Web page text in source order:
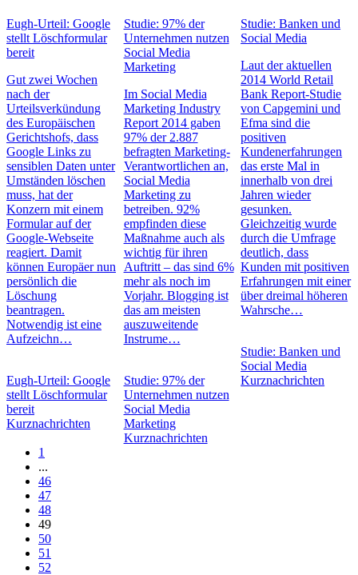
Eugh-Urteil: Google
stellt Löschformular
bereit
Gut zwei Wochen
nach der
Urteilsverkündung
des Europäischen
Gerichtshofs, dass
Google Links zu
sensiblen Daten unter
Umständen löschen
muss, hat der
Konzern mit einem
Formular auf der
Google-Webseite
reagiert. Damit
können Europäer nun
persönlich die
Löschung
beantragen.
Notwendig ist eine
Aufzeichn…
Eugh-Urteil: Google
stellt Löschformular
bereit
Kurznachrichten
Studie: 97% der
Unternehmen nutzen
Social Media
Marketing
Im Social Media
Marketing Industry
Report 2014 gaben
97% der 2.887
befragten Marketing-
Verantwortlichen an,
Social Media
Marketing zu
betreiben. 92%
empfinden diese
Maßnahme auch als
wichtig für ihren
Auftritt – das sind 6%
mehr als noch im
Vorjahr. Blogging ist
das am meisten
auszuweitende
Instrume…
Studie: 97% der
Unternehmen nutzen
Social Media
Marketing
Kurznachrichten
Studie: Banken und
Social Media
Laut der aktuellen
2014 World Retail
Bank Report-Studie
von Capgemini und
Efma sind die
positiven
Kundenerfahrungen
das erste Mal in
innerhalb von drei
Jahren wieder
gesunken.
Gleichzeitig wurde
durch die Umfrage
deutlich, dass
Kunden mit positiven
Erfahrungen mit einer
über dreimal höheren
Wahrsche…
Studie: Banken und
Social Media
Kurznachrichten
1
...
46
47
48
49
50
51
52